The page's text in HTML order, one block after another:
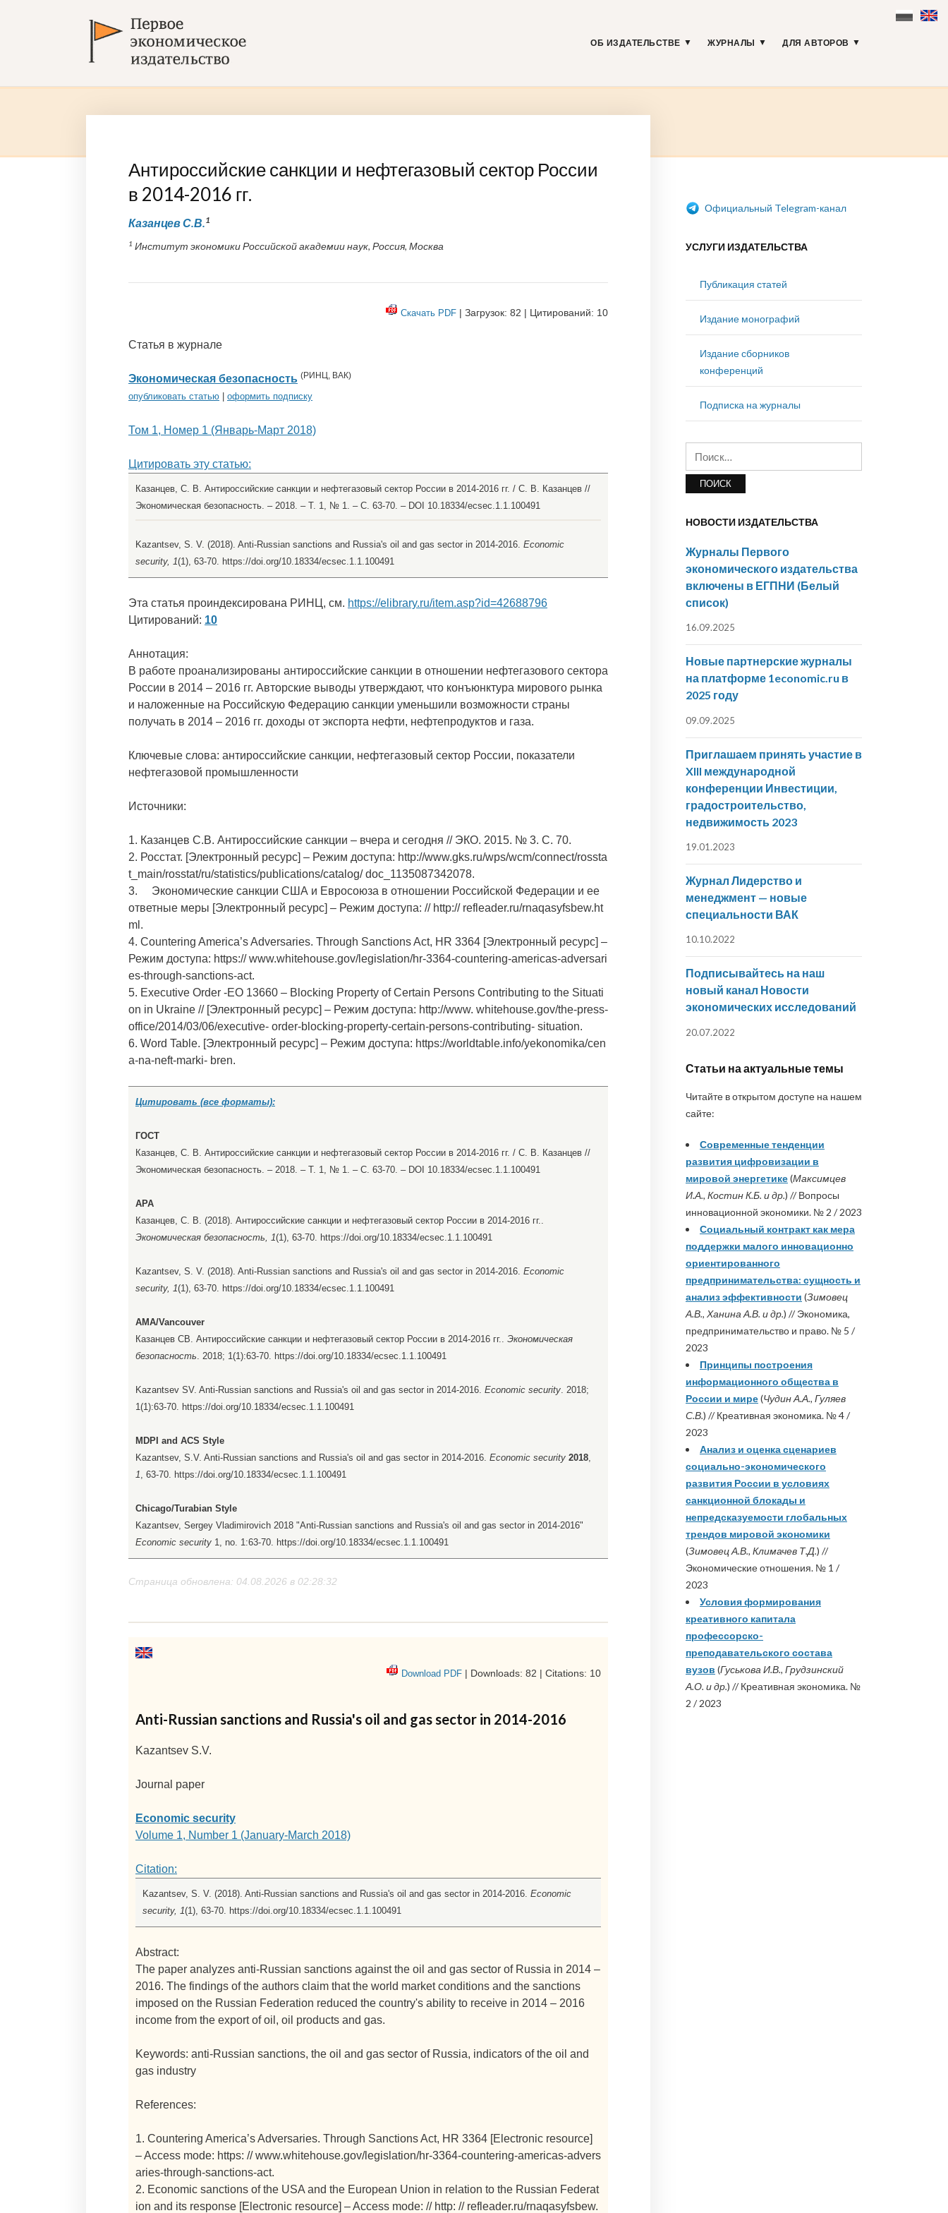
ОБ ИЗДАТЕЛЬСТВЕ ЖУРНАЛЫ ДЛЯ АВТОРОВ
Антироссийские санкции и нефтегазовый сектор России
в 2014-2016 гг.
Казанцев С.В.1
1 Институт экономики Российской академии наук, Россия, Москва
Скачать PDF | Загрузок: 82 | Цитирований: 10
Статья в журнале
Экономическая безопасность (РИНЦ, ВАК)
опубликовать статью оформить подписку
Том 1, Номер 1 (Январь-Март 2018)
Цитировать эту статью:
Казанцев, С. В. Антироссийские санкции и нефтегазовый сектор России в 2014-2016 гг. / С. В. Казанцев //
Экономическая безопасность. – 2018. – Т. 1, № 1. – С. 63-70. – DOI 10.18334/ecsec.1.1.100491
Kazantsev, S. V. (2018). Anti-Russian sanctions and Russia's oil and gas sector in 2014-2016. Economic
security, 1(1), 63-70. https://doi.org/10.18334/ecsec.1.1.100491
Эта статья проиндексирована РИНЦ, см. https://elibrary.ru/item.asp?id=42688796
Цитирований: 10
Аннотация:
В работе проанализированы антироссийские санкции в отношении нефтегазового сектора
России в 2014 – 2016 гг. Авторские выводы утверждают, что конъюнктура мирового рынка
и наложенные на Российскую Федерацию санкции уменьшили возможности страны
получать в 2014 – 2016 гг. доходы от экспорта нефти, нефтепродуктов и газа.
Ключевые слова: антироссийские санкции, нефтегазовый сектор России, показатели
нефтегазовой промышленности
Источники:
1. Казанцев С.В. Антироссийские санкции – вчера и сегодня // ЭКО. 2015. № 3. С. 70.
2. Росстат. [Электронный ресурс] – Режим доступа: http://www.gks.ru/wps/wcm/connect/rossta
t_main/rosstat/ru/statistics/publications/catalog/ doc_1135087342078.
3. Экономические санкции США и Евросоюза в отношении Российской Федерации и ее
ответные меры [Электронный ресурс] – Режим доступа: // http:// refleader.ru/rnaqasyfsbew.ht
ml.
4. Countering America’s Adversaries. Through Sanctions Act, HR 3364 [Электронный ресурс] –
Режим доступа: https:// www.whitehouse.gov/legislation/hr-3364-countering-americas-adversari
es-through-sanctions-act.
5. Executive Order -EO 13660 – Blocking Property of Certain Persons Contributing to the Situati
on in Ukraine // [Электронный ресурс] – Режим доступа: http://www. whitehouse.gov/the-press-
office/2014/03/06/executive- order-blocking-property-certain-persons-contributing- situation.
6. Word Table. [Электронный ресурс] – Режим доступа: https://worldtable.info/yekonomika/cen
a-na-neft-marki- bren.
Цитировать (все форматы):
ГОСТ
Казанцев, С. В. Антироссийские санкции и нефтегазовый сектор России в 2014-2016 гг. / С. В. Казанцев //
Экономическая безопасность. – 2018. – Т. 1, № 1. – С. 63-70. – DOI 10.18334/ecsec.1.1.100491
APA
Казанцев, С. В. (2018). Антироссийские санкции и нефтегазовый сектор России в 2014-2016 гг..
Экономическая безопасность, 1(1), 63-70. https://doi.org/10.18334/ecsec.1.1.100491
Kazantsev, S. V. (2018). Anti-Russian sanctions and Russia's oil and gas sector in 2014-2016. Economic
security, 1(1), 63-70. https://doi.org/10.18334/ecsec.1.1.100491
AMA/Vancouver
Казанцев СВ. Антироссийские санкции и нефтегазовый сектор России в 2014-2016 гг.. Экономическая
безопасность. 2018; 1(1):63-70. https://doi.org/10.18334/ecsec.1.1.100491
Kazantsev SV. Anti-Russian sanctions and Russia's oil and gas sector in 2014-2016. Economic security. 2018;
1(1):63-70. https://doi.org/10.18334/ecsec.1.1.100491
MDPI and ACS Style
Kazantsev, S.V. Anti-Russian sanctions and Russia's oil and gas sector in 2014-2016. Economic security 2018,
1, 63-70. https://doi.org/10.18334/ecsec.1.1.100491
Chicago/Turabian Style
Kazantsev, Sergey Vladimirovich 2018 "Anti-Russian sanctions and Russia's oil and gas sector in 2014-2016"
Economic security 1, no. 1:63-70. https://doi.org/10.18334/ecsec.1.1.100491
Страница обновлена: 04.08.2026 в 02:28:32
Download PDF | Downloads: 82 | Citations: 10
Anti-Russian sanctions and Russia's oil and gas sector in 2014-2016
Kazantsev S.V.
Journal paper
Economic security
Volume 1, Number 1 (January-March 2018)
Citation:
Kazantsev, S. V. (2018). Anti-Russian sanctions and Russia's oil and gas sector in 2014-2016. Economic
security, 1(1), 63-70. https://doi.org/10.18334/ecsec.1.1.100491
Abstract:
The paper analyzes anti-Russian sanctions against the oil and gas sector of Russia in 2014 –
2016. The findings of the authors claim that the world market conditions and the sanctions
imposed on the Russian Federation reduced the country's ability to receive in 2014 – 2016
income from the export of oil, oil products and gas.
Keywords: anti-Russian sanctions, the oil and gas sector of Russia, indicators of the oil and
gas industry
References:
1. Countering America’s Adversaries. Through Sanctions Act, HR 3364 [Electronic resource]
– Access mode: https: // www.whitehouse.gov/legislation/hr-3364-countering-americas-advers
aries-through-sanctions-act.
2. Economic sanctions of the USA and the European Union in relation to the Russian Federat
ion and its response [Electronic resource] – Access mode: // http: // refleader.ru/rnaqasyfsbew.
Официальный Telegram-канал
УСЛУГИ ИЗДАТЕЛЬСТВА
Публикация статей
Издание монографий
Издание сборников
конференций
Подписка на журналы
НОВОСТИ ИЗДАТЕЛЬСТВА
Журналы Первого
экономического издательства
включены в ЕГПНИ (Белый
список)
16.09.2025
Новые партнерские журналы
на платформе 1economic.ru в
2025 году
09.09.2025
Приглашаем принять участие в
XIII международной
конференции Инвестиции,
градостроительство,
недвижимость 2023
19.01.2023
Журнал Лидерство и
менеджмент — новые
специальности ВАК
10.10.2022
Подписывайтесь на наш
новый канал Новости
экономических исследований
20.07.2022
Статьи на актуальные темы
Читайте в открытом доступе на нашем
сайте:
Современные тенденции
развития цифровизации в
мировой энергетике(Максимцев
И.А., Костин К.Б. и др.) // Вопросы
инновационной экономики. № 2 / 2023
Социальный контракт как мера
поддержки малого инновационно
ориентированного
предпринимательства: сущность и
анализ эффективности (Зимовец
А.В., Ханина А.В. и др.) // Экономика,
предпринимательство и право. № 5 /
2023
Принципы построения
информационного общества в
России и мире(Чудин А.А., Гуляев
С.В.) // Креативная экономика. № 4 /
2023
Анализ и оценка сценариев
социально-экономического
развития России в условиях
санкционной блокады и
непредсказуемости глобальных
трендов мировой экономики
(Зимовец А.В., Климачев Т.Д.) //
Экономические отношения. № 1 /
2023
Условия формирования
креативного капитала
профессорско-
преподавательского состава
вузов (Гуськова И.В., Грудзинский
А.О. и др.) // Креативная экономика. №
2 / 2023